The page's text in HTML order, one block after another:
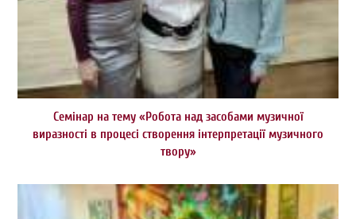
Семінар на тему «Робота над засобами музичної
виразності в процесі створення інтерпретації музичного
твору»